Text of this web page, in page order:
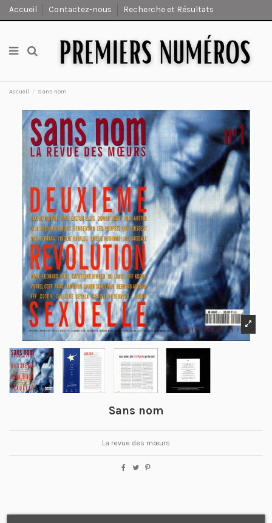
Accueil Contactez-nous Recherche et Résultats
Accueil Sans nom
Sans nom
La revue des mœurs